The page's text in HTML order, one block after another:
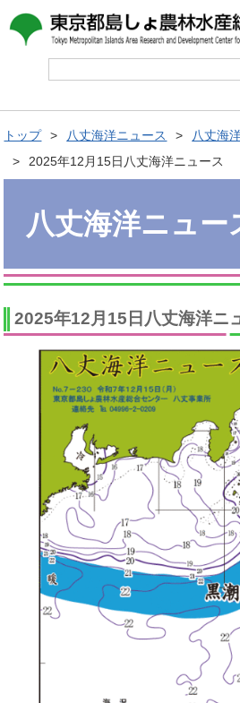
トップ 八丈海洋ニュース
八丈海
2025年12月15日八丈海洋ニュース
八丈海洋ニュー
2025年12月15日八丈海洋ニ